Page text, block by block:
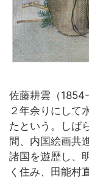
佐藤耕雲（
２年余りにして
たという。しば
間、内国絵画共
諸国を遊歴し、
く住み、田能村